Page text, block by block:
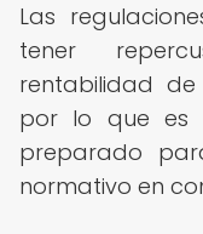
Las
tener
rentabilidad de
por lo que es
preparado
normativo en